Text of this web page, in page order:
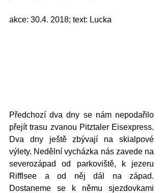
akce: 30.4. 2018; text: Lucka
Předchozí dva dny se nám nepodařilo
přejít trasu zvanou Pitztaler Eisexpress.
Dva dny ještě zbývají na skialpové
výlety. Nedělní vycházka nás zavede na
severozápad od parkoviště, k jezeru
Rifflsee a od něj dál na západ.
Dostaneme se k němu sjezdovkami